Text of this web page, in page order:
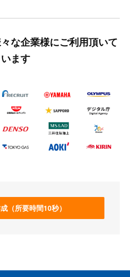
な企業様にご利用頂いて
います
（所要時間10秒）